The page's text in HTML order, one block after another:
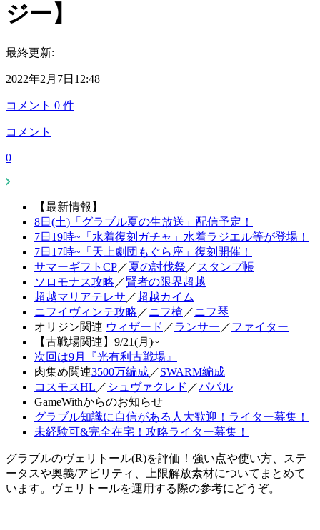
ジー】
最終更新:
2022年2月7日12:48
コメント 0 件
コメント
0
【最新情報】
8日(土)「グラブル夏の生放送」配信予定！
7日19時~「水着復刻ガチャ」水着ラジエル等が登場！
7日17時~「天上劇団もぐら座」復刻開催！
サマーギフトCP／夏の討伐祭 ／ スタンプ帳
ソロモナス攻略 ／賢者の限界超越
超越マリアテレサ ／超越カイム
ニフイヴィンテ攻略 ／ニフ槍 ／ニフ琴
オリジン関連 ウィザード ／ランサー ／ファイター
【古戦場関連】9/21(月)~
次回は9月『光有利古戦場』
肉集め関連3500万編成／SWARM編成
コスモスHL ／ シュヴァクレド ／パパル
GameWithからのお知らせ
グラブル知識に自信がある人大歓迎！ライター募集！
未経験可&完全在宅！攻略ライター募集！
グラブルのヴェリトール(R)を評価！強い点や使い方、ステ
ータスや奥義/アビリティ、上限解放素材についてまとめて
います。ヴェリトールを運用する際の参考にどうぞ。